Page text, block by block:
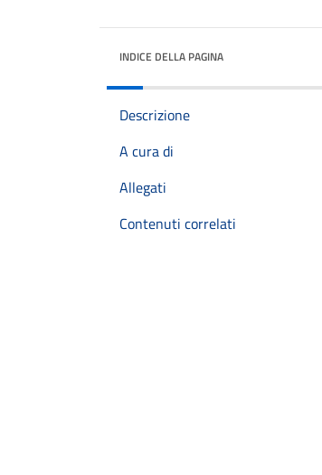
INDICE DELLA PAGINA
Descrizione
A cura di
Allegati
Contenuti correlati